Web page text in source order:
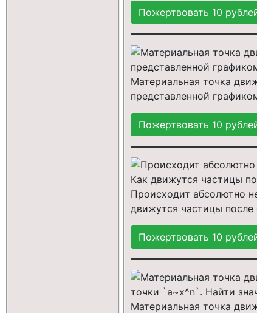
Материальная точка
представленной
Происходит абсолютно
движутся частицы после
Материальная точка